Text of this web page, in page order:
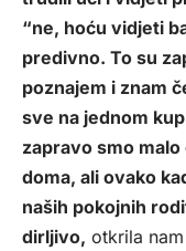
“ne, hoću vidjeti
predivno. To su
poznajem i znam
sve na jednom
zapravo smo
doma, ali ovako
naših pokojnih
dirljivo, otkrila